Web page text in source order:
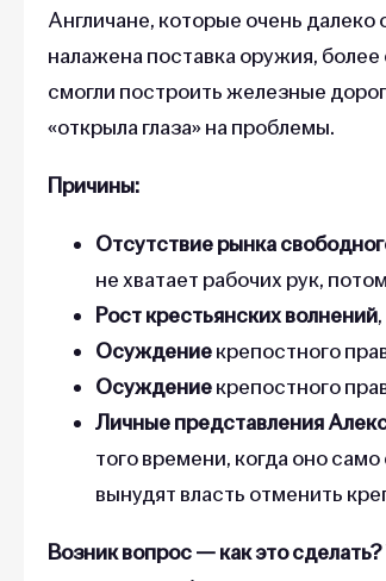
Англичане, которые очень
налажена поставка оружия,
смогли построить железные
«открыла глаза» на проблемы.
Причины:
Отсутствие рынка
не хватает рабочих рук,
Рост крестьянских волнений
Осуждениекрепостного
Осуждениекрепостного
Личные представления
того времени, когда оно
вынудят власть отменить
Возник вопрос — как это сделать?